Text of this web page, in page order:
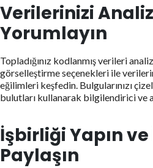
Verilerinizi
Yorumlayın
Topladığınız kodlanmış verileri
görselleştirme seçenekleri ile
eğilimleri keşfedin. Bulgularınızı
bulutları kullanarak bilgilendirici ve
İşbirliği Yapın
Paylaşın